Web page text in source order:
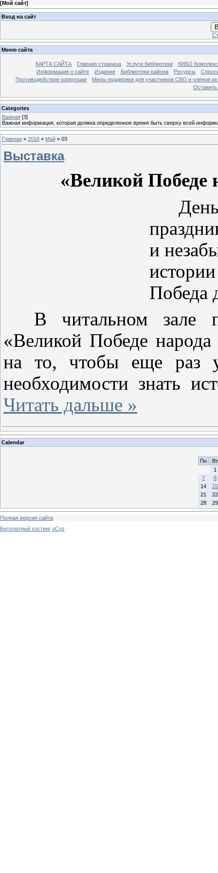
[Мой сайт]
Вход на сайт
Меню сайта
КАРТА САЙТА Главная страница Услуги библиотеки
КИБО
Информация о сайте
Издания Библиотеки района Ресурсы
Противодействие коррупции
Меры поддержки для участников СВО и членов
Оставить
Categories
Важная [3]
Важная информация, которая должна определенное время быть сверху всей
Главная » 2018 » Май » 03
Выставка
«Великой Победе
День
и
Победа
В читальном зале
«Великой Победе
на то, чтобы еще раз
необходимости знать
Читать дальше »
Calendar
Пн
Вт
1
7
8
14
15
21
22
28
29
Полная версия сайта
Бесплатный хостинг uCoz